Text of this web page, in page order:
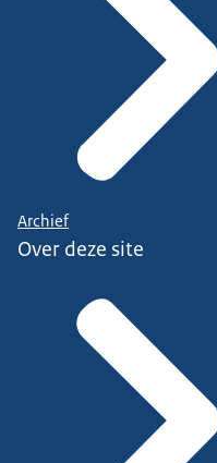
Archief
Over deze site